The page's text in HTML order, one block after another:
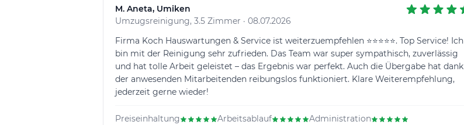
M. Aneta, Umiken
Umzugsreinigung, 3.5 Zimmer · 08.07.2026
Firma Koch Hauswartungen & Service ist weiterzuempfehlen ⭐⭐⭐⭐⭐. Top Service! Ich
bin mit der Reinigung sehr zufrieden. Das Team war super sympathisch, zuverlässig
und hat tolle Arbeit geleistet – das Ergebnis war perfekt. Auch die Übergabe hat dank
der anwesenden Mitarbeitenden reibungslos funktioniert. Klare Weiterempfehlung,
jederzeit gerne wieder!
Preiseinhaltung Arbeitsablauf Administration